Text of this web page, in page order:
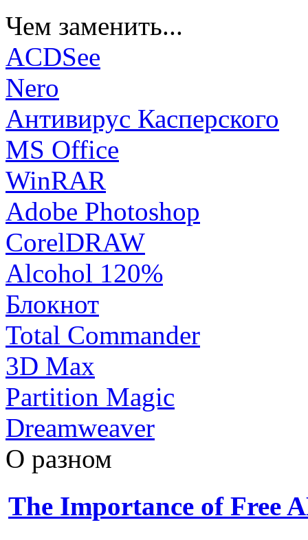
Чем заменить...
ACDSee
Nero
Антивирус Касперского
MS Office
WinRAR
Adobe Photoshop
CorelDRAW
Alcohol 120%
Блокнот
Total Commander
3D Max
Partition Magic
Dreamweaver
О разном
The Importance of Free